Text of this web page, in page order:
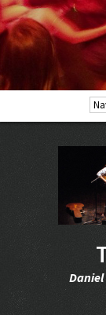
Daniel